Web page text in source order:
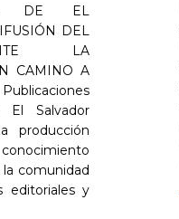
DE EL
DEL
LA
CAMINO A
El Salvador
producción
comunidad
editoriales y